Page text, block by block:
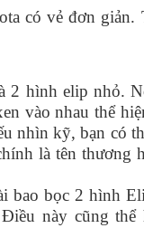
có vẻ đơn
2 hình elip nhỏ.
vào nhau thể
nhìn kỹ, bạn có
là tên
bao bọc 2 hình
này cũng